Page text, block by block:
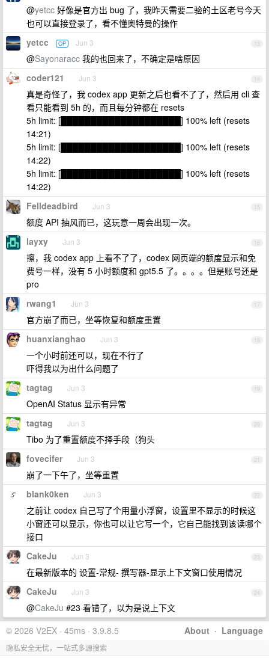
@yetcc 好像是官方出 bug 了，我昨天需要二验的土区老号今天
也可以直接登录了，看不懂奥特曼的操作
13
yetcc OP Jun 3
@Sayonaracc 我的也回来了，不确定是啥原因
14
coder121 Jun 3
真是奇怪了，我 codex app 更新之后也看不了了，然后用 cli 查
看只能看到 5h 的，而且每分钟都在 resets
5h limit: [████████████████████] 100% left (resets
14:21)
5h limit: [████████████████████] 100% left (resets
14:22)
5h limit: [████████████████████] 100% left (resets
14:22)
15
Felldeadbird Jun 3
额度 API 抽风而已，这玩意一周会出现一次。
16
layxy Jun 3
擦，我 codex app 上看不了了，codex 网页端的额度显示和免
费号一样，没有 5 小时额度和 gpt5.5 了。。。。但是账号还是
pro
17
rwang1 Jun 3
官方崩了而已，坐等恢复和额度重置
18
huanxianghao Jun 3
一个小时前还可以，现在不行了
吓得我以为出什么问题了
19
tagtag Jun 3
OpenAI Status 显示有异常
20
tagtag Jun 3
Tibo 为了重置额度不择手段（狗头
21
fovecifer Jun 3
崩了一下午了，坐等重置
22
blank0ken Jun 3
之前让 codex 自己写了个用量小浮窗，设置里不显示的时候这
小窗还可以显示，你也可以让它写一个，它自己能找到该读哪个
接口
23
CakeJu Jun 3
在最新版本的 设置-常规- 撰写器-显示上下文窗口使用情况
24
CakeJu Jun 3
@CakeJu #23 看错了，以为是说上下文
About · Language
© 2026 V2EX · 45ms · 3.9.8.5
隐私安全无忧，一站式多源搜索